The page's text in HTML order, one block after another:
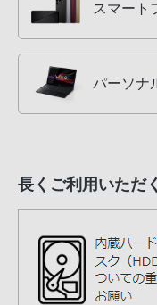
スマート
パーソナ
長くご利用いただ